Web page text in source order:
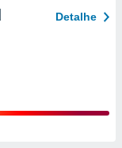
Detalhe